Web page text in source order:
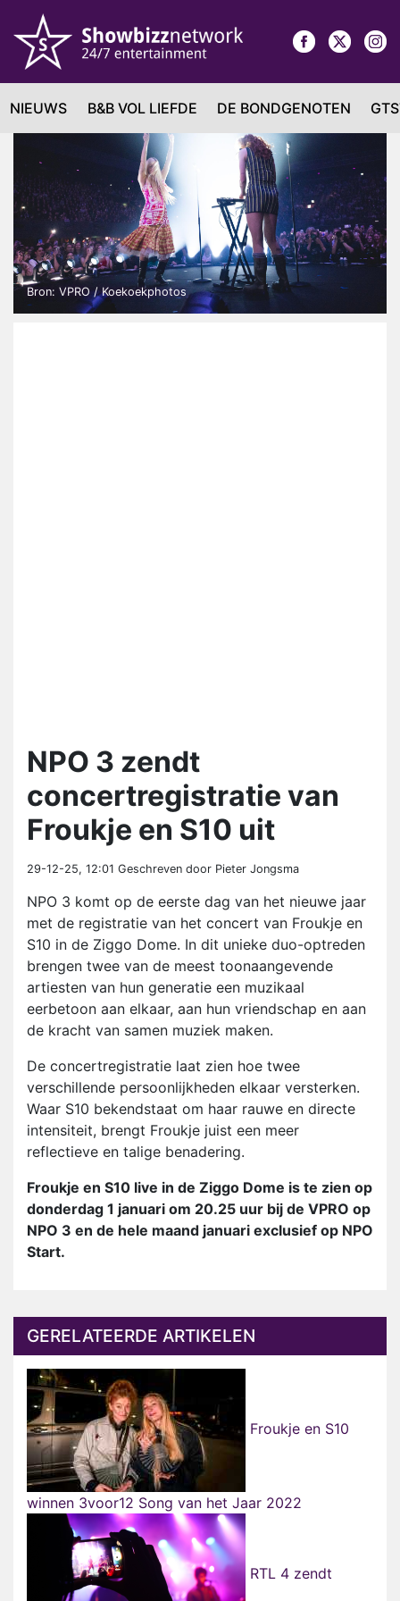
NIEUWS B&B VOL LIEFDE DE BONDGENOTEN
Bron: VPRO / Koekoekphotos
NPO 3 zendt
concertregistratie van
Froukje en S10 uit
29-12-25, 12:01 Geschreven door Pieter Jongsma
NPO 3 komt op de eerste dag van het nieuwe jaar
met de registratie van het concert van Froukje en
S10 in de Ziggo Dome. In dit unieke duo-optreden
brengen twee van de meest toonaangevende
artiesten van hun generatie een muzikaal
eerbetoon aan elkaar, aan hun vriendschap en aan
de kracht van samen muziek maken.
De concertregistratie laat zien hoe twee
verschillende persoonlijkheden elkaar versterken.
Waar S10 bekendstaat om haar rauwe en directe
intensiteit, brengt Froukje juist een meer
reflectieve en talige benadering.
Froukje en S10 live in de Ziggo Dome is te zien op
donderdag 1 januari om 20.25 uur bij de VPRO op
NPO 3 en de hele maand januari exclusief op NPO
Start.
GERELATEERDE ARTIKELEN
Froukje en S10
winnen 3voor12 Song van het Jaar 2022
RTL 4 zendt